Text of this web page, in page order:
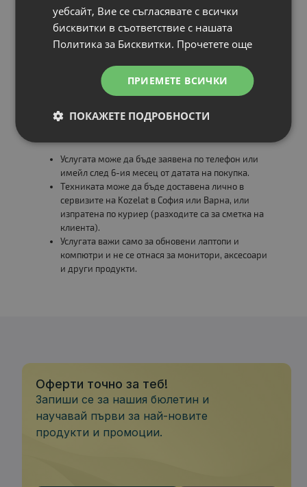
на кампанията, получава еднократна безплатна
диагностика и профилактика
🔧 Професионално почистване и проверка на
💻 Тестване на диск, памет и основни компоненти
⚙️ Пълно сканиране за вируси и софтуерни проблеми
📄 Сервизна карта със състояние и препоръки
Услугата може да бъде заявена по телефон или
имейл след 6-ия месец от датата на покупка.
Техниката може да бъде доставена лично в
сервизите на Kozelat в София или Варна, или
изпратена по куриер (разходите са за сметка на
клиента).
Услугата важи само за обновени лаптопи и
компютри и не се отнася за монитори, аксесоари
и други продукти.
Оферти точно за теб!
Запиши се за нашия бюлетин и
научавай първи за най-новите
продукти и промоции.
уебсайт, Вие се съгласявате с всички
бисквитки в съответствие с нашата
Политика за Бисквитки. Прочетете още
ПРИЕМЕТЕ ВСИЧКИ
ПОКАЖЕТЕ ПОДРОБНОСТИ